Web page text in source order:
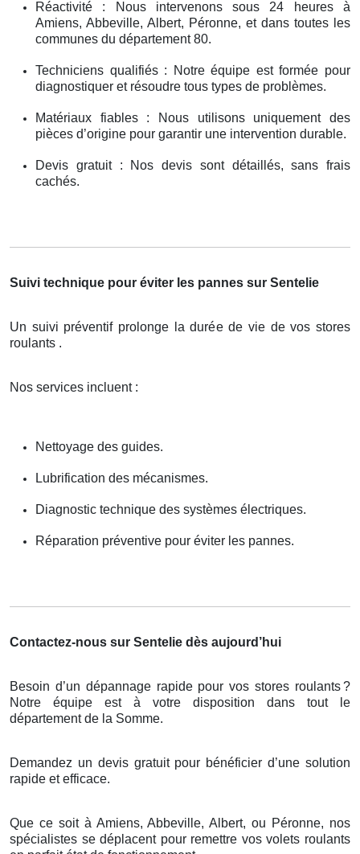
Réactivité : Nous intervenons sous 24 heures à
Amiens, Abbeville, Albert, Péronne, et dans toutes les
communes du département 80.
Techniciens qualifiés : Notre équipe est formée pour
diagnostiquer et résoudre tous types de problèmes.
Matériaux fiables : Nous utilisons uniquement des
pièces d’origine pour garantir une intervention durable.
Devis gratuit : Nos devis sont détaillés, sans frais
cachés.
Suivi technique pour éviter les pannes sur Sentelie
Un suivi préventif prolonge la durée de vie de vos stores
roulants .
Nos services incluent :
Nettoyage des guides.
Lubrification des mécanismes.
Diagnostic technique des systèmes électriques.
Réparation préventive pour éviter les pannes.
Contactez-nous sur Sentelie dès aujourd’hui
Besoin d’un dépannage rapide pour vos stores roulants?
Notre équipe est à votre disposition dans tout le
département de la Somme.
Demandez un devis gratuit pour bénéficier d’une solution
rapide et efficace.
Que ce soit à Amiens, Abbeville, Albert, ou Péronne, nos
spécialistes se déplacent pour remettre vos volets roulants